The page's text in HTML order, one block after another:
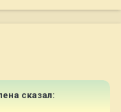
сказал: